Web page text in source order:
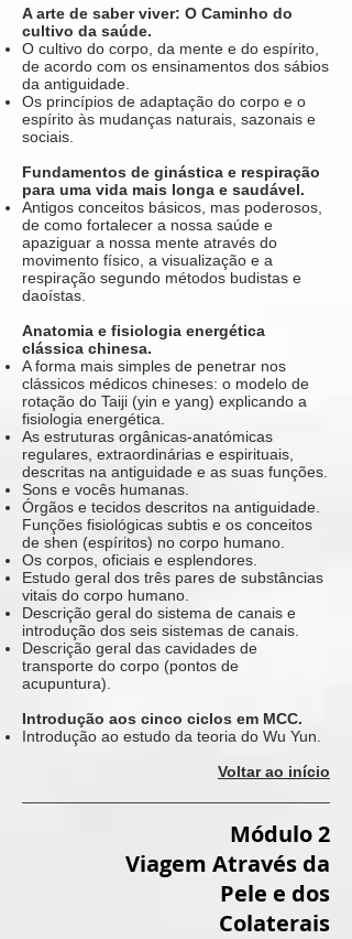
A arte de saber viver: O Caminho do
cultivo da saúde.
O cultivo do corpo, da mente e do espírito,
de acordo com os ensinamentos dos sábios
da antiguidade.
Os princípios de adaptação do corpo e o
espírito às mudanças naturais, sazonais e
sociais.
Fundamentos de ginástica e respiração
para uma vida mais longa e saudável.
Antigos conceitos básicos, mas poderosos,
de como fortalecer a nossa saúde e
apaziguar a nossa mente através do
movimento físico, a visualização e a
respiração segundo métodos budistas e
daoístas.
Anatomia e fisiologia energética
clássica chinesa.
A forma mais simples de penetrar nos
clássicos médicos chineses: o modelo de
rotação do Taiji (yin e yang) explicando a
fisiologia energética.
As estruturas orgânicas-anatómicas
regulares, extraordinárias e espirituais,
descritas na antiguidade e as suas funções.
Sons e vocês humanas.
Órgãos e tecidos descritos na antiguidade.
Funções fisiológicas subtis e os conceitos
de shen (espíritos) no corpo humano.
Os corpos, oficiais e esplendores.
Estudo geral dos três pares de substâncias
vitais do corpo humano.
Descrição geral do sistema de canais e
introdução dos seis sistemas de canais.
Descrição geral das cavidades de
transporte do corpo (pontos de
acupuntura).
Introdução aos cinco ciclos em MCC.
Introdução ao estudo da teoria do Wu Yun.
Voltar ao início
Módulo 2
Viagem Através da
Pele e dos
Colaterais